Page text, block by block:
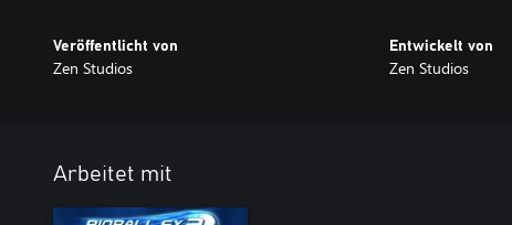
Veröffentlicht von
Zen Studios
Entwickelt von
Zen Studios
Arbeitet mit